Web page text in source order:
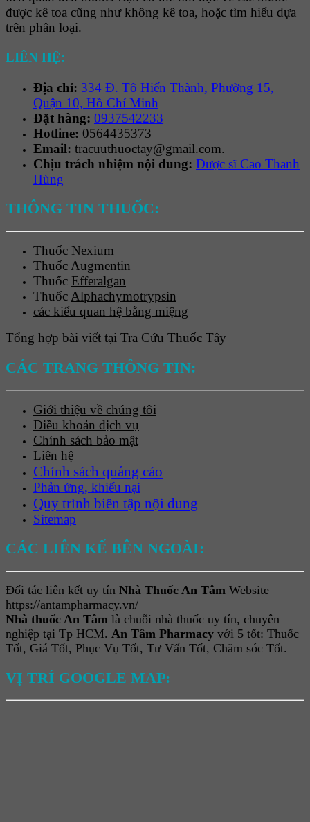
được kê toa cũng như không kê toa, hoặc tìm hiểu dựa
trên phân loại.
LIÊN HỆ:
Địa chỉ: 334 Đ. Tô Hiến Thành, Phường 15,
Quận 10, Hồ Chí Minh
Đặt hàng: 0937542233
Hotline: 0564435373
Email: tracuuthuoctay@gmail.com.
Chịu trách nhiệm nội dung: Dược sĩ Cao Thanh
Hùng
THÔNG TIN THUỐC:
Thuốc Nexium
Thuốc Augmentin
Thuốc Efferalgan
Thuốc Alphachymotrypsin
các kiểu quan hệ bằng miệng
Tổng hợp bài viết tại Tra Cứu Thuốc Tây
CÁC TRANG THÔNG TIN:
Giới thiệu về chúng tôi
Điều khoản dịch vụ
Chính sách bảo mật
Liên hệ
Chính sách quảng cáo
Phản ứng, khiếu nại
Quy trình biên tập nội dung
Sitemap
CÁC LIÊN KẾ BÊN NGOÀI:
Đối tác liên kết uy tín Nhà Thuốc An Tâm Website
https://antampharmacy.vn/
Nhà thuốc An Tâm là chuỗi nhà thuốc uy tín, chuyên
nghiệp tại Tp HCM. An Tâm Pharmacy với 5 tốt: Thuốc
Tốt, Giá Tốt, Phục Vụ Tốt, Tư Vấn Tốt, Chăm sóc Tốt.
VỊ TRÍ GOOGLE MAP: